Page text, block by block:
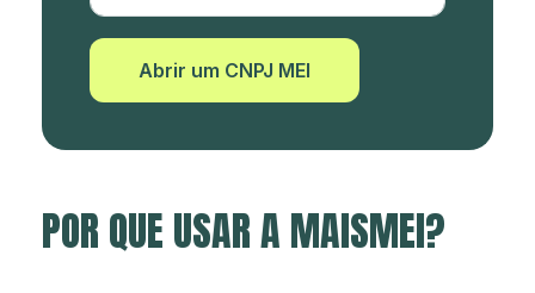
Abrir um CNPJ MEI
POR QUE USAR A MAISMEI?